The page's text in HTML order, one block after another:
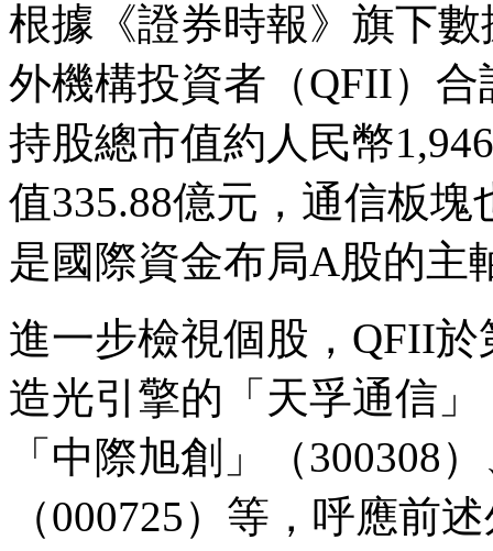
根據《證券時報》旗下
外機構投資者（QFII）
持股總市值約人民幣
值335.88億元，通信板
是國際資金布局A股的主
進一步檢視個股，QFII
造光引擎的「天孚通信
「中際旭創」（300308
（000725）等，呼應前